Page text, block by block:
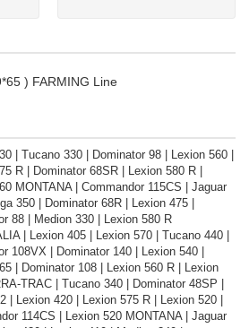
) FARMING Line
| Tucano 330 | Dominator 98 | Lexion 560 |
R | Dominator 68SR | Lexion 580 R |
MONTANA | Commandor 115CS | Jaguar
350 | Dominator 68R | Lexion 475 |
88 | Medion 330 | Lexion 580 R
| Lexion 405 | Lexion 570 | Tucano 440 |
108VX | Dominator 140 | Lexion 540 |
| Dominator 108 | Lexion 560 R | Lexion
TRAC | Tucano 340 | Dominator 48SP |
| Lexion 420 | Lexion 575 R | Lexion 520 |
114CS | Lexion 520 MONTANA | Jaguar